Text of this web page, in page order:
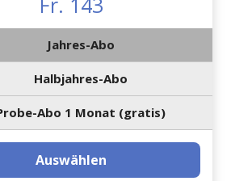
Jahres-Abo
Halbjahres-Abo
Abo 1 Monat (gratis)
Auswählen